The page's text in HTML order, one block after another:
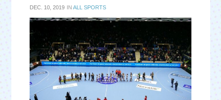
DEC. 10, 2019 IN ALL SPORTS